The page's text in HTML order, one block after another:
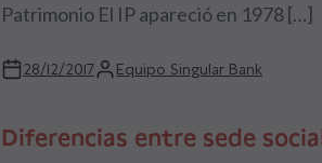
Patrimonio El IP apareció en 1978 […]
28/12/2017 Equipo Singular Bank
Diferencias entre sede